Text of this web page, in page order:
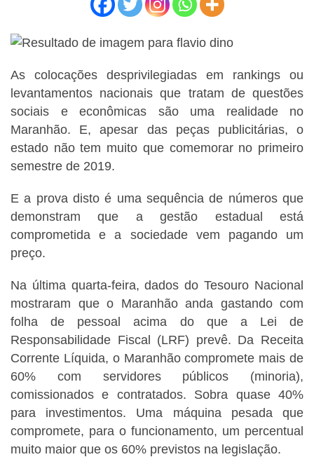
As colocações desprivilegiadas em rankings ou
levantamentos nacionais que tratam de questões
sociais e econômicas são uma realidade no
Maranhão. E, apesar das peças publicitárias, o
estado não tem muito que comemorar no primeiro
semestre de 2019.
E a prova disto é uma sequência de números que
demonstram que a gestão estadual está
comprometida e a sociedade vem pagando um
preço.
Na última quarta-feira, dados do Tesouro Nacional
mostraram que o Maranhão anda gastando com
folha de pessoal acima do que a Lei de
Responsabilidade Fiscal (LRF) prevê. Da Receita
Corrente Líquida, o Maranhão compromete mais de
60% com servidores públicos (minoria),
comissionados e contratados. Sobra quase 40%
para investimentos. Uma máquina pesada que
compromete, para o funcionamento, um percentual
muito maior que os 60% previstos na legislação.